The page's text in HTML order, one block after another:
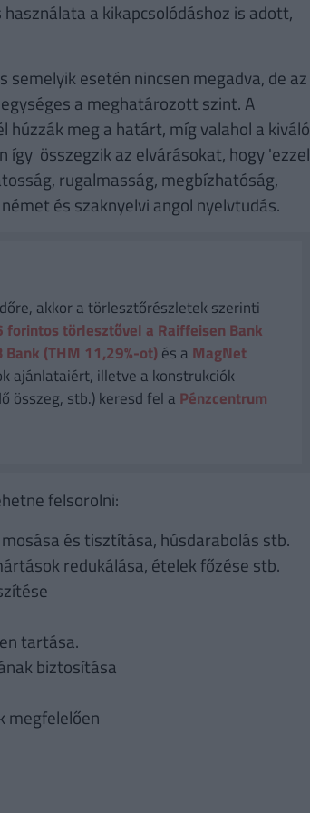
a kikapcsolódáshoz is adott,
esetén nincsen megadva, de az
a meghatározott szint. A
meg a határt, míg valahol a kiváló
így összegzik az elvárásokat, hogy 'ezzel
rugalmasság, megbízhatóság,
és szaknyelvi angol nyelvtudás.
akkor a törlesztőrészletek szerinti
forintos törlesztővel a Raiffeisen Bank
Bank (THM 11,29%-ot)és a MagNet
ajánlataiért, illetve a konstrukciók
összeg, stb.) keresd fel a Pénzcentrum
felsorolni:
és tisztítása, húsdarabolás stb.
redukálása, ételek főzése stb.
tartása.
biztosítása
megfelelően